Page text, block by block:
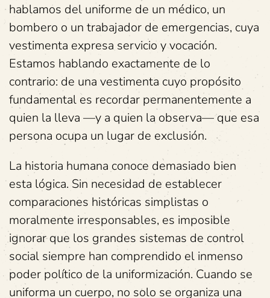
hablamos del uniforme de un médico, un
bombero o un trabajador de emergencias, cuya
vestimenta expresa servicio y vocación.
Estamos hablando exactamente de lo
contrario: de una vestimenta cuyo propósito
fundamental es recordar permanentemente a
quien la lleva —y a quien la observa— que esa
persona ocupa un lugar de exclusión.
La historia humana conoce demasiado bien
esta lógica. Sin necesidad de establecer
comparaciones históricas simplistas o
moralmente irresponsables, es imposible
ignorar que los grandes sistemas de control
social siempre han comprendido el inmenso
poder político de la uniformización. Cuando se
uniforma un cuerpo, no solo se organiza una